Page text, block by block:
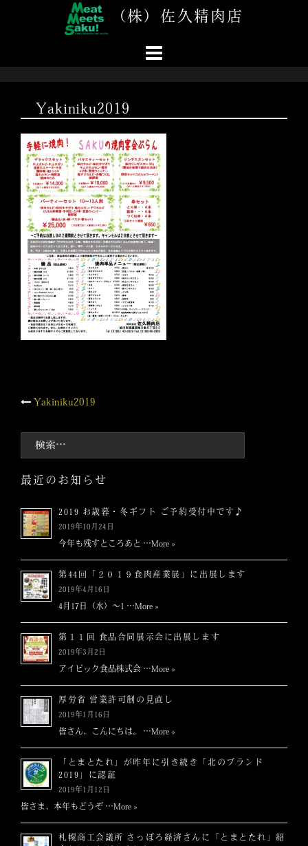
（株）佐久精肉店
Yakiniku2019
投
稿
ナ
ビ
ゲ
ー
シ
ョ
ン
Yakiniku2019
索:
最近のお知らせ
2019 お歳暮・冬ギフト ご予約受付中です♪
2019年10月24日
今年も残すところあと …More »
第44回「２０１９食肉産業展」に出展します
2019年4月16日
4月17日（水）～1 …More »
第１１回 食品合同展示会に出展します
2019年3月2日
アイビック食品株式会 …More »
厚労省 営業許可制の見直し
2019年1月16日
皆さん、こんにちは。 …More »
「とまとたれ」が昨年に引き続き「北のブランド
2019」に認証
2019年1月12日
皆さま、本年もどうぞ …More »
札幌商工会議所 さっぽろ経済さんに「とまとたれ」紹